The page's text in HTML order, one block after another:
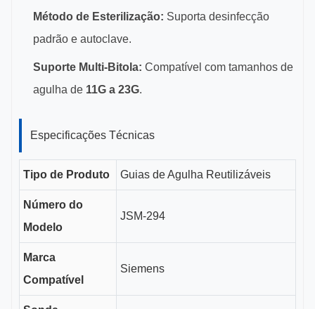
Método de Esterilização: Suporta desinfecção
padrão e autoclave.
Suporte Multi-Bitola: Compatível com tamanhos de
agulha de 11G a 23G.
Especificações Técnicas
Tipo de Produto Guias de Agulha Reutilizáveis
Número do
Modelo
JSM-294
Marca
Compatível
Siemens